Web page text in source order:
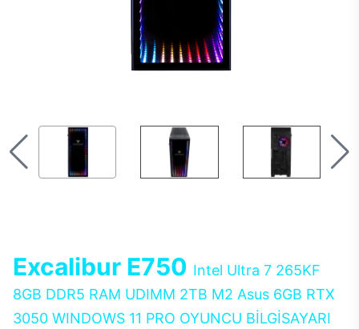
Excalibur E750 Intel Ultra 7 265KF
8GB DDR5 RAM UDIMM 2TB M2 Asus 6GB RTX
3050 WINDOWS 11 PRO OYUNCU BİLGİSAYARI